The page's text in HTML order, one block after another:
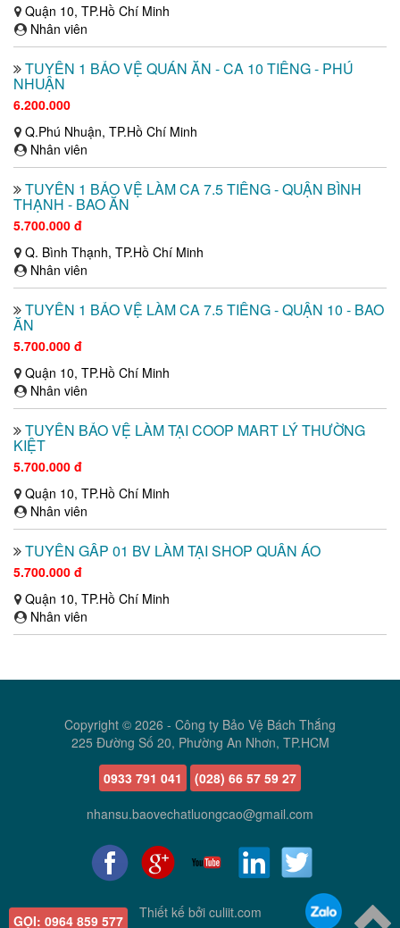
Quận 10, TP.Hồ Chí Minh
Nhân viên
TUYỂN 1 BẢO VỆ QUÁN ĂN - CA 10 TIẾNG - PHÚ
NHUẬN
6.200.000
Q.Phú Nhuận, TP.Hồ Chí Minh
Nhân viên
TUYỂN 1 BẢO VỆ LÀM CA 7.5 TIẾNG - QUẬN BÌNH
THẠNH - BAO ĂN
5.700.000 đ
Q. Bình Thạnh, TP.Hồ Chí Minh
Nhân viên
TUYỂN 1 BẢO VỆ LÀM CA 7.5 TIẾNG - QUẬN 10 - BAO
ĂN
5.700.000 đ
Quận 10, TP.Hồ Chí Minh
Nhân viên
TUYỂN BẢO VỆ LÀM TẠI COOP MART LÝ THƯỜNG
KIỆT
5.700.000 đ
Quận 10, TP.Hồ Chí Minh
Nhân viên
TUYỂN GẤP 01 BV LÀM TẠI SHOP QUẦN ÁO
5.700.000 đ
Quận 10, TP.Hồ Chí Minh
Nhân viên
Copyright © 2026 - Công ty Bảo Vệ Bách Thắng
225 Đường Số 20, Phường An Nhơn, TP.HCM
0933 791 041
(028) 66 57 59 27
nhansu.baovechatluongcao@gmail.com
Thiết kế bởi culiit.com
GỌI: 0964 859 577